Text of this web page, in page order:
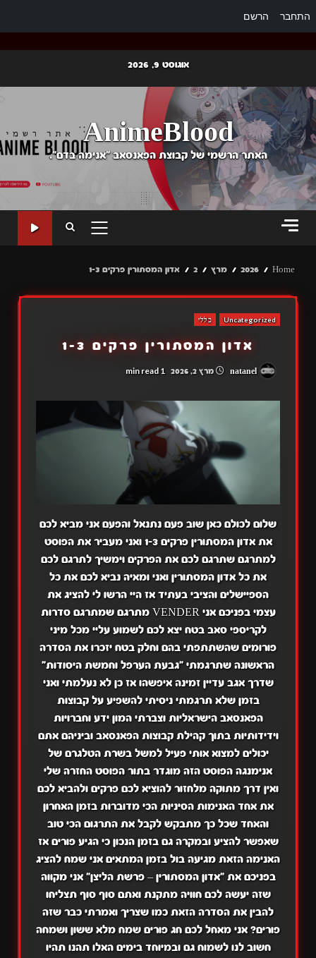
התחבר הרשם
content
אוגוסט 9, 2026
AnimeBlood
האתר הרשמי של קבוצת הפאנסאב "אנימה בדם".
PRIMARY
Home
2026 מרץ 2 אדון המסתורין פרקים 1-3
Uncategorized כללי
אדון המסתורין פרקים 1-3
מרץ 2, 2026 1 min read
שלום לכולם כאן שוב פעם נתנאל והפעם אני מביא לכם
את אדון המסתורין פרקים 1-3 ואני מעביר את הפוסט
למתרגם שתרגם לכם את הפרקים וימשיך לתרגם לכם
את כל אדון המסתורין ואני ומאיה נביא לכם את כל
הספיישלים והציבי בעתיד אז היי הרשו לי להציג את
עצמי בפניכם אני VENDER מתרגם שמתרגם סדרות
לקריספי סאב בטח יצא לכם לשמוע עליי מכל מיני
פורומים שהשתתפתי בהם וחלק בטח יזכרו את הסדרה
הראשונה שתרגמתי "גבעת הערפל וחמשת היסודות"
שדרך אגב עדיין זמינה איפשהו אז כן לא נעלמתי ואני
בזמן שלא תרגמתי ניסיתי להשפיע על קבוצות
הפאנסאב הישראליות וצברתי המון ידע וחברויות
וידידותיות בתוך קהילת קבוצות הפאנסאב וביניהם אתם
יכולים למצוא אותי פעיל למשל בשרת הטלגרם של
אנימנגה הפוסט הזה מוגדר בתור הפוסט החזרה שלי
ואין דרך מתוקה מלחזור להוציא לכם פרקים ולהביא לכם
את אחד האנימות הסיניות הכי מדוברות בזמן האחרון
והאחד שכל כך מתבקש לקבל את התרגום הכי טוב
שאפשר להציע ובמקרה גם בזמן הנכון כי הגיע פורים אז
האנימה הזאת מגיעה בול בזמן המתאים אני שמח להציג
בפניכם את "אדון המסתורין – פרשת הליצן" אני מקווה
שזה יעשה לכם חוויה מתקנת ואתם סוף סוף תצליחו
להבין את הסדרה הזאת כמו שצריך ואמרתי כבר שזה
פורים? אני מאחל לכם חג פורים שמח מלא ששון ושמחה
חשוב לנו לשמוח גם ובמיוחד בימים האלו תהנו תהיו